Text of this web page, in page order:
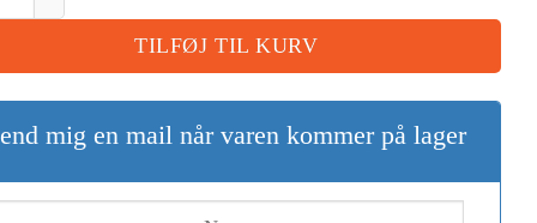
TILFØJ TIL KURV
mig en mail når varen kommer på lager